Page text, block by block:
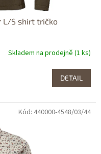
L/S shirt tričko
Skladem na prodejně (1 ks)
DETAIL
Kód: 440000-4548/03/44